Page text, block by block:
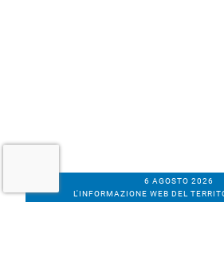
6 AGOSTO 2026
L'INFORMAZIONE WEB DEL